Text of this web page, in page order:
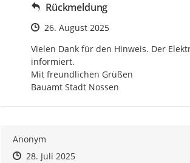
Rückmeldung
Zeitpunkt des Erstellens
26. August 2025
Vielen Dank für den Hinweis. Der
informiert.
Mit freundlichen Grüßen
Bauamt Stadt Nossen
Anonym
Zeitpunkt des Erstellens
Zeitpunkt des Erstellens
28. Juli 2025Zur Äußerung